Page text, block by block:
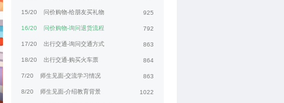
15/20 问价购物-给朋友买礼物 925
16/20 问价购物-询问退货流程 792
17/20 出行交通-询问交通方式 863
18/20 出行交通-购买火车票 864
7/20 师生见面-交流学习情况 863
8/20 师生见面-介绍教育背景 1022